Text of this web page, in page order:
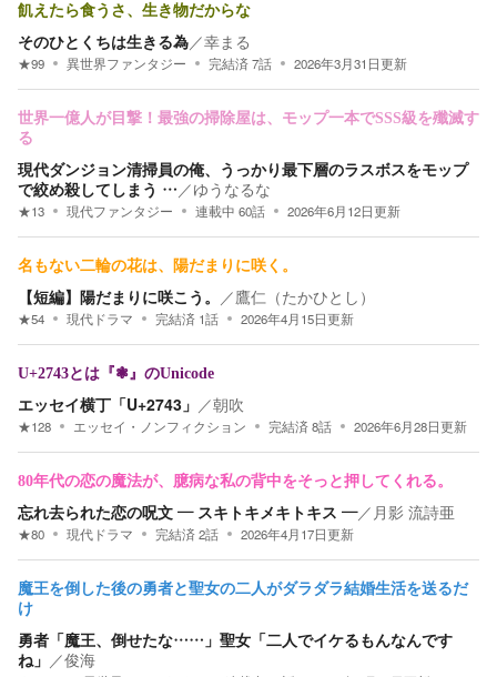
飢えたら食うさ、生き物だからな
そのひとくちは生きる為／幸まる
★99 異世界ファンタジー 完結済7話 2026年3月31日更新
世界一億人が目撃！最強の掃除屋は、モップ一本でSSS級を殲滅す
る
現代ダンジョン清掃員の俺、うっかり最下層のラスボスをモップ
で絞め殺してしまう … ／ゆうなるな
★13 現代ファンタジー 連載中 60話 2026年6月12日更新
名もない二輪の花は、陽だまりに咲く。
【短編】陽だまりに咲こう。 ／鷹仁（たかひとし）
★54 現代ドラマ 完結済 1話 2026年4月15日更新
U+2743とは『❃』のUnicode
エッセイ横丁「U+2743」 ／朝吹
★128 エッセイ・ノンフィクション 完結済8話 2026年6月28日更新
80年代の恋の魔法が、臆病な私の背中をそっと押してくれる。
忘れ去られた恋の呪文 ― スキトキメキトキス ―／ 月影 流詩亜
★80 現代ドラマ 完結済2話 2026年4月17日更新
魔王を倒した後の勇者と聖女の二人がダラダラ結婚生活を送るだ
け
勇者「魔王、倒せたな……」聖女「二人でイケるもんなんです
ね」 ／俊海